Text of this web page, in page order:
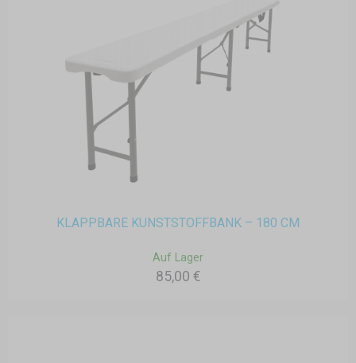
KLAPPBARE KUNSTSTOFFBANK – 180 CM
Auf Lager
85,00 €